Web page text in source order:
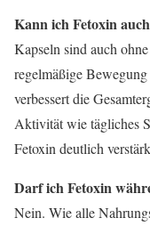
Kann ich Fetoxin
Kapseln sind auch
regelmäßige
verbessert die
Aktivität wie tägliches
Fetoxin deutlich
Darf ich Fetoxin
Nein. Wie alle